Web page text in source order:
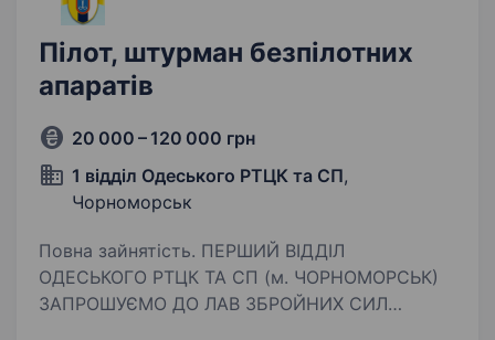
Пілот, штурман безпілотних
апаратів
20 000 – 120 000 грн
1 відділ Одеського РТЦК та СП,
Чорноморськ
Повна зайнятість. ПЕРШИЙ ВІДДІЛ
ОДЕСЬКОГО РТЦК ТА СП (м. ЧОРНОМОРСЬК)
ЗАПРОШУЄМО ДО ЛАВ ЗБРОЙНИХ СИЛ